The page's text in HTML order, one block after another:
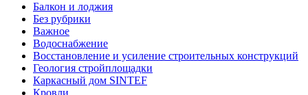
Балкон и лоджия
Без рубрики
Важное
Водоснабжение
Восстановление и усиление строительных конструкций
Геология стройплощадки
Каркасный дом SINTEF
Кровли